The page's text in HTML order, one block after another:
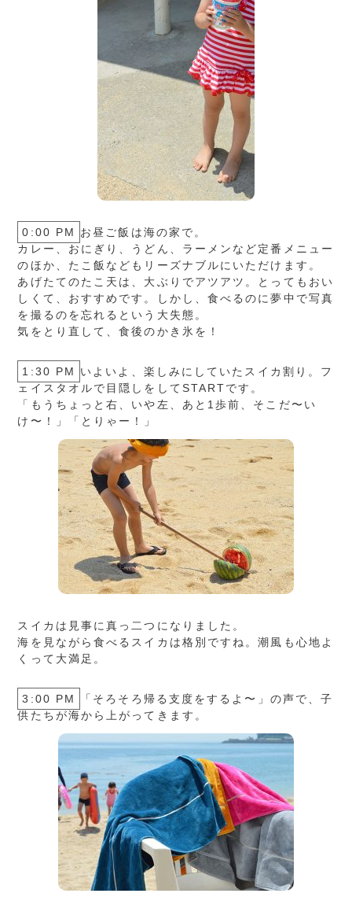
0:00 PM
お昼ご飯は海の家で。
カレー、おにぎり、うどん、ラーメンなど定番メニュー
のほか、たこ飯などもリーズナブルにいただけます。
あげたてのたこ天は、大ぶりでアツアツ。とってもおい
しくて、おすすめです。しかし、食べるのに夢中で写真
を撮るのを忘れるという大失態。
気をとり直して、食後のかき氷を！
1:30 PM
いよいよ、楽しみにしていたスイカ割り。フ
ェイスタオルで目隠しをしてSTARTです。
「もうちょっと右、いや左、あと1歩前、そこだ〜い
け〜！」「とりゃー！」
スイカは見事に真っ二つになりました。
海を見ながら食べるスイカは格別ですね。潮風も心地よ
くって大満足。
3:00 PM
「そろそろ帰る支度をするよ〜」の声で、子
供たちが海から上がってきます。